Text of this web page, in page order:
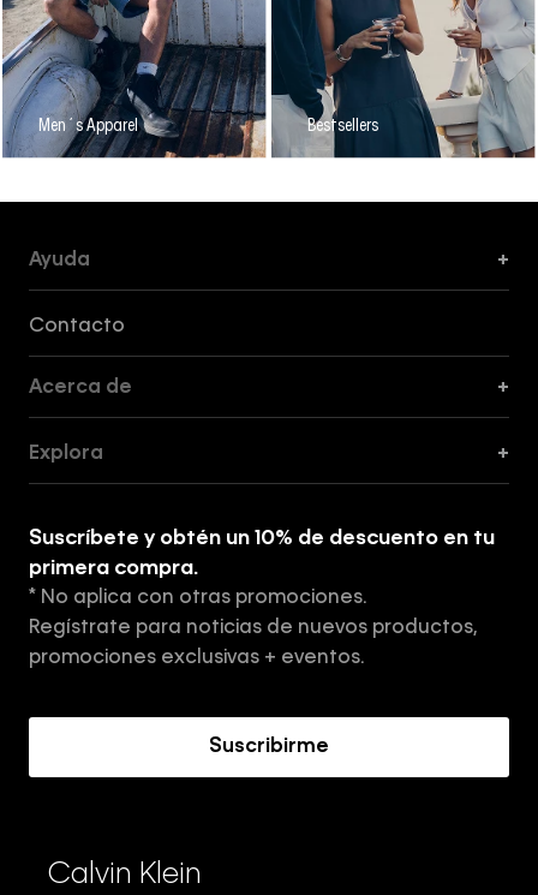
Men´s Apparel Bestsellers
Ayuda +
Contacto
Acerca de +
Tiendas
Aviso de privacidad
Términos y Condiciones
Explora +
Suscríbete y obtén un 10% de descuento en tu
primera compra.
* No aplica con otras promociones.
Regístrate para noticias de nuevos productos,
promociones exclusivas + eventos.
Suscribirme
Calvin Klein